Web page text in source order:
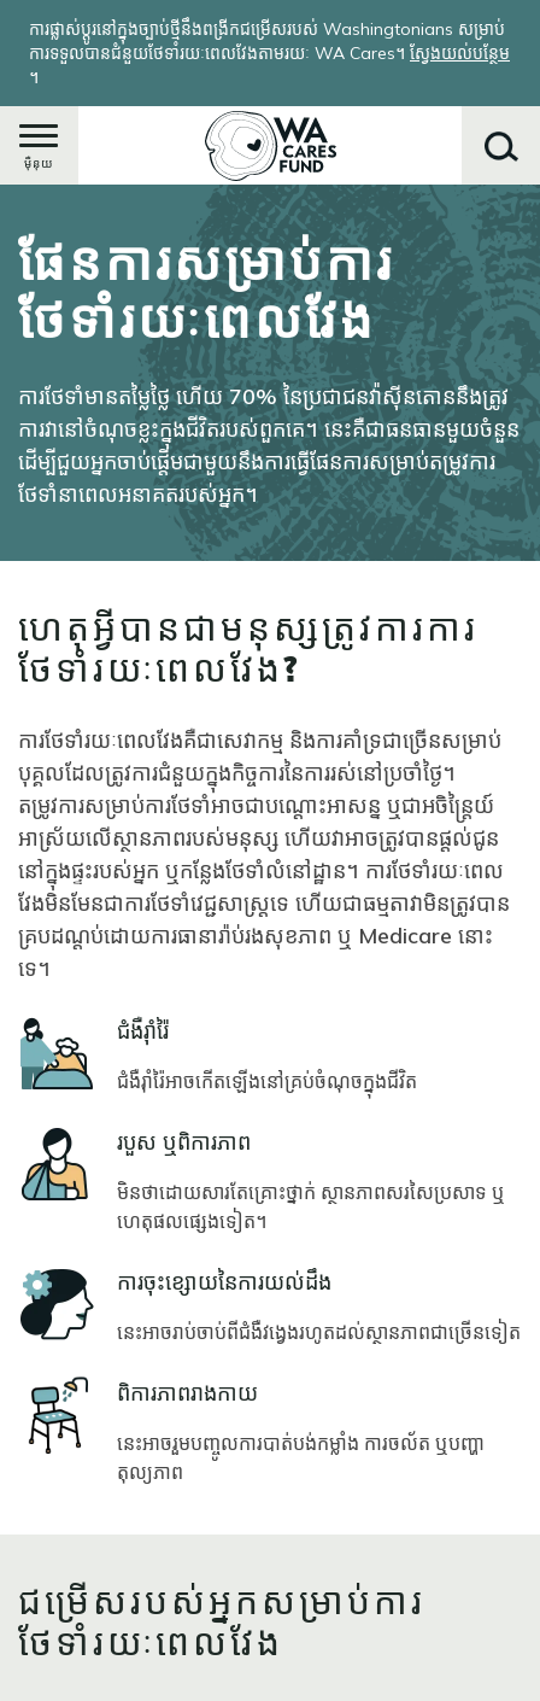
មាតិកា​
សំខាន់​
ការផ្លាស់ប្តូរនៅក្នុងច្បាប់ថ្មីនឹងពង្រីកជម្រើសរបស់ Washingtonians សម្រាប់
ការទទួលបានជំនួយថែទាំរយៈពេលវែងតាមរយៈ WA Cares។ ស្វែងយល់បន្ថែម
។
ម៉ឺនុយ
ស្វែងរក
ផែនការសម្រាប់ការ
ថែទាំរយៈពេលវែង
ការថែទាំមានតម្លៃថ្លៃ ហើយ 70% នៃប្រជាជនវ៉ាស៊ីនតោននឹងត្រូវ
ការវានៅចំណុចខ្លះក្នុងជីវិតរបស់ពួកគេ។ នេះគឺជាធនធានមួយចំនួន
ដើម្បីជួយអ្នកចាប់ផ្តើមជាមួយនឹងការធ្វើផែនការសម្រាប់តម្រូវការ
ថែទាំនាពេលអនាគតរបស់អ្នក។
ហេតុអ្វីបានជាមនុស្សត្រូវការការ
ថែទាំរយៈពេលវែង?
ការថែទាំរយៈពេលវែងគឺជាសេវាកម្ម និងការគាំទ្រជាច្រើនសម្រាប់
បុគ្គលដែលត្រូវការជំនួយក្នុងកិច្ចការនៃការរស់នៅប្រចាំថ្ងៃ។
តម្រូវការសម្រាប់ការថែទាំអាចជាបណ្តោះអាសន្ន ឬជាអចិន្ត្រៃយ៍
អាស្រ័យលើស្ថានភាពរបស់មនុស្ស ហើយវាអាចត្រូវបានផ្តល់ជូន
នៅក្នុងផ្ទះរបស់អ្នក ឬកន្លែងថែទាំលំនៅដ្ឋាន។ ការថែទាំរយៈពេល
វែងមិនមែនជាការថែទាំវេជ្ជសាស្រ្តទេ ហើយជាធម្មតាវាមិនត្រូវបាន
គ្របដណ្តប់ដោយការធានារ៉ាប់រងសុខភាព ឬ Medicare នោះ
ទេ។
Icon ជំងឺរ៉ាំរ៉ៃ
ជំងឺរ៉ាំរ៉ៃអាចកើតឡើងនៅគ្រប់ចំណុចក្នុងជីវិត
Icon របួស ឬពិការភាព
មិនថាដោយសារតែគ្រោះថ្នាក់ ស្ថានភាពសរសៃប្រសាទ ឬ
ហេតុផលផ្សេងទៀត។
Icon ការចុះខ្សោយនៃការយល់ដឹង
នេះអាចរាប់ចាប់ពីជំងឺវង្វេងរហូតដល់ស្ថានភាពជាច្រើនទៀត
Icon ពិការភាពរាងកាយ
នេះអាចរួមបញ្ចូលការបាត់បង់កម្លាំង ការចល័ត ឬបញ្ហា
តុល្យភាព
ជម្រើសរបស់អ្នកសម្រាប់ការ
ថែទាំរយៈពេលវែង